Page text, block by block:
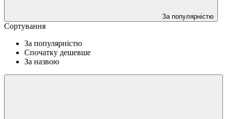
За популярністю
Сортування
За популярністю
Спочатку дешевше
За назвою